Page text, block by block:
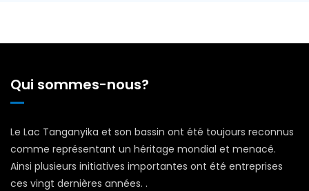
Qui sommes-nous?
Le Lac Tanganyika et son bassin ont été toujours reconnus
comme représentant un héritage mondial et menacé.
Ainsi plusieurs initiatives importantes ont été entreprises
ces vingt dernières années. .